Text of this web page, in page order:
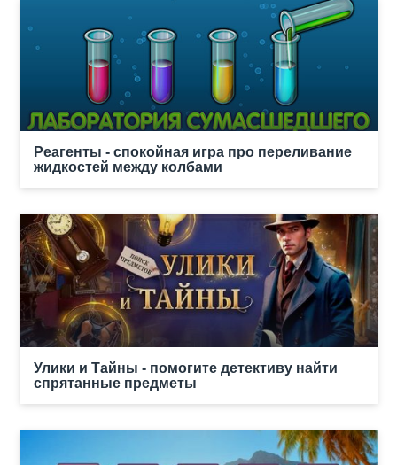
Реагенты - спокойная игра про переливание
жидкостей между колбами
Улики и Тайны - помогите детективу найти
спрятанные предметы